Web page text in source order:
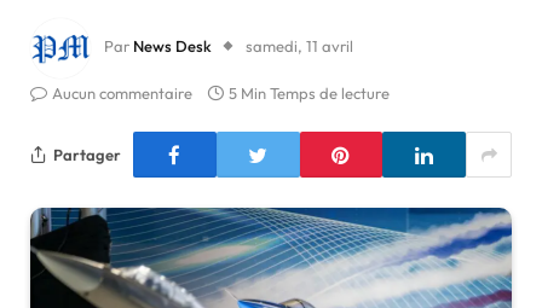
Par News Desk samedi, 11 avril
Aucun commentaire 5 Min Temps de lecture
Partager